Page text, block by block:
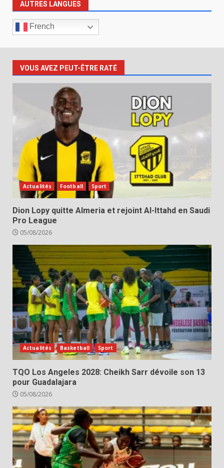
AUTRES LANGUES
French
VOUS AVEZ PEUT-ÊTRE RATÉ
Actualités Football Sport
Dion Lopy quitte Almeria et rejoint Al-Ittahd en Saudi
Pro League
05/08/2026
Actualités Basketball Sport
TQO Los Angeles 2028: Cheikh Sarr dévoile son 13
pour Guadalajara
05/08/2026